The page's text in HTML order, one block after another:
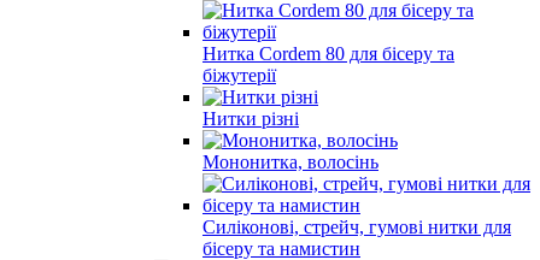
Нитка Cordem 80 для бісеру та
біжутерії
Нитки різні
Мононитка, волосінь
Силіконові, стрейч, гумові нитки для
бісеру та намистин